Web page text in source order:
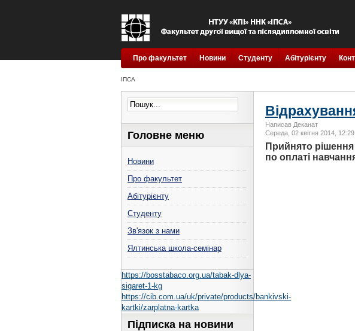
Про факультет Новини Студенту Абітурієнту
ІПСА
Написав Деканат
Середа, 02 квітня 2014, 12:29
Прийнято рішення
по оплаті
Головне меню
Новини
Про факультет
Абітурієнту
Студенту
Зв'язок з нами
Ялтинська школа-семінар
https://bosstabaco.org.ua/tabak-dlya-
sigaret-1-kg
https://cib.com.ua/uk/private/products/bankivski-
kartki/zarplatna-kartka
Підписка на новини